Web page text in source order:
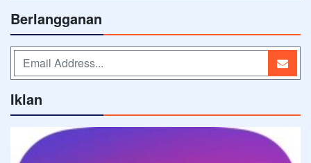
Berlangganan
Iklan